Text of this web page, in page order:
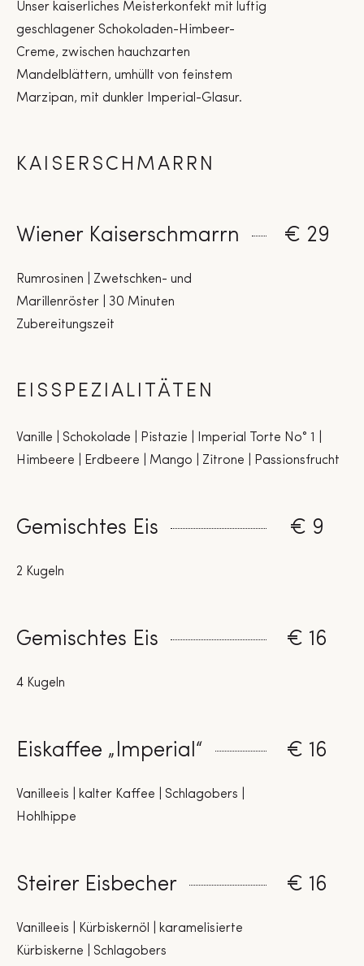
Unser kaiserliches Meisterkonfekt mit luftig
geschlagener Schokoladen-Himbeer-
Creme, zwischen hauchzarten
Mandelblättern, umhüllt von feinstem
Marzipan, mit dunkler Imperial-Glasur.
KAISERSCHMARRN
Wiener Kaiserschmarrn € 29
Rumrosinen | Zwetschken- und
Marillenröster | 30 Minuten
Zubereitungszeit
EISSPEZIALITÄTEN
Vanille | Schokolade | Pistazie | Imperial Torte No° 1 |
Himbeere | Erdbeere | Mango | Zitrone | Passionsfrucht
Gemischtes Eis € 9
2 Kugeln
Gemischtes Eis € 16
4 Kugeln
Eiskaffee „Imperial“ € 16
Vanilleeis | kalter Kaffee | Schlagobers |
Hohlhippe
Steirer Eisbecher € 16
Vanilleeis | Kürbiskernöl | karamelisierte
Kürbiskerne | Schlagobers